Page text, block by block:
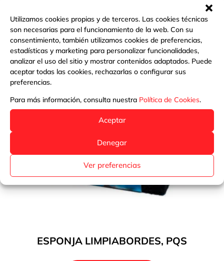
Utilizamos cookies propias y de terceros. Las cookies técnicas
son necesarias para el funcionamiento de la web. Con su
consentimiento, también utilizamos cookies de preferencias,
estadísticas y marketing para personalizar funcionalidades,
analizar el uso del sitio y mostrar contenidos adaptados. Puede
aceptar todas las cookies, rechazarlas o configurar sus
preferencias.
Para más información, consulta nuestra Política de Cookies.
Aceptar
Denegar
Ver preferencias
ESPONJA LIMPIABORDES, PQS